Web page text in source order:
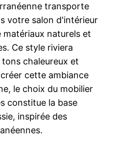
transporte
votre salon d'intérieur
naturels et
Ce style riviera
tons chaleureux et
cette ambiance
le choix du mobilier
constitue la base
inspirée des